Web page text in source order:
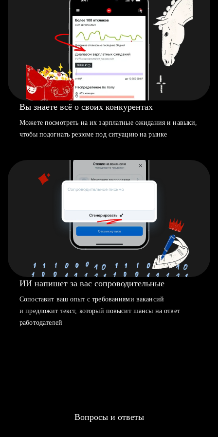
Вы знаете всё о своих конкурентах
Можете посмотреть на их зарплатные ожидания и навыки,
чтобы подогнать резюме под ситуацию на рынке
ИИ напишет за вас сопроводительные
Сопоставит ваш опыт с требованиями вакансий
и предложит текст, который повысит шансы на ответ
работодателей
Вопросы и ответы